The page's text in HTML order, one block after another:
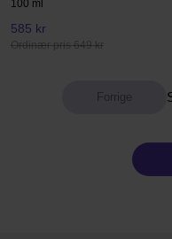
100 ml
585 kr
Ordinær pris 649 kr